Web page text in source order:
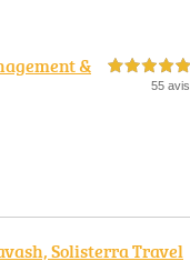
&
5,0 étoiles sur 5
55 avis
Solisterra Travel